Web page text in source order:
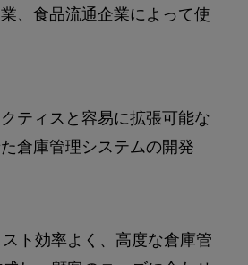
、食品流通企業によって使
ティスと容易に拡張可能な
倉庫管理システムの開発
ト効率よく、高度な倉庫管